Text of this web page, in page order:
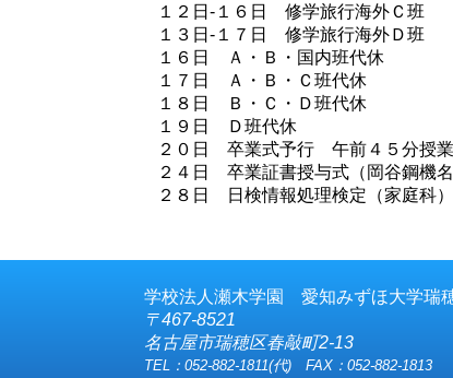
１２日-１６日 修学旅行海外Ｃ班
１３日-１７日 修学旅行海外Ｄ班
１６日 Ａ・Ｂ・国内班代休
１７日 Ａ・Ｂ・Ｃ班代休
１８日 Ｂ・Ｃ・Ｄ班代休
１９日 Ｄ班代休
２０日 卒業式予行 午前４５分授業
２４日 卒業証書授与式（岡谷鋼機名
２８日 日検情報処理検定（家庭科）
学校法人瀬木学園 愛知みずほ大学瑞
〒467-8521
名古屋市瑞穂区春敲町2-13
TEL：052-882-1811(代) FAX：052-882-1813